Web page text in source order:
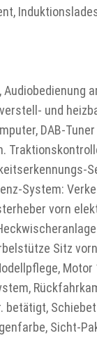
und
DAB-
System:
vorn
Sitz
Motor
betätigt,
Sicht-